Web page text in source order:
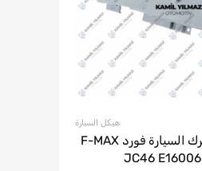
هيكل السيارة
عاكس غطاء محرك السيارة فورد F-MAX
الجانب الأيسر – JC46 E16006